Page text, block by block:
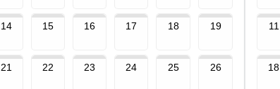
14 15 16 17 18 19
21 22 23 24 25 26
11
18